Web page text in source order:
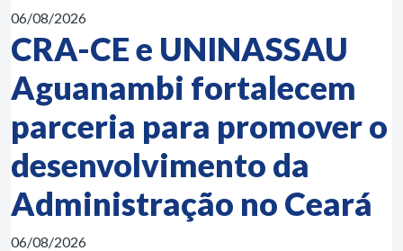
06/08/2026
CRA-CE e UNINASSAU
Aguanambi fortalecem
parceria para promover o
desenvolvimento da
Administração no Ceará
06/08/2026